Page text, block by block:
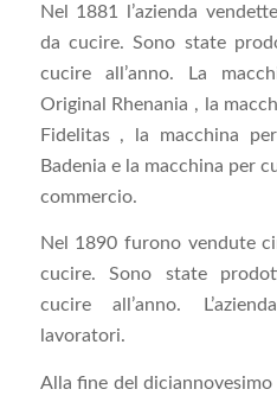
Nel 1881 l’azienda
da cucire. Sono state
cucire all’anno. La
Original Rhenania , la
Fidelitas , la macchina
Badenia e la macchina per
commercio.
Nel 1890 furono vendute
cucire. Sono state
cucire all’anno.
lavoratori.
Alla fine del